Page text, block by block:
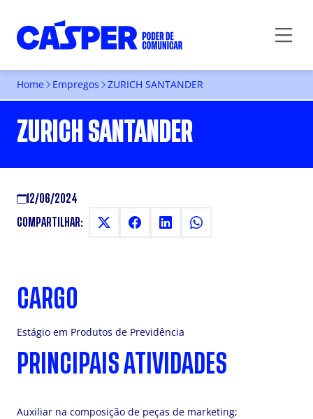
Home Empregos ZURICH SANTANDER
ZURICH SANTANDER
12/06/2024
COMPARTILHAR:
CARGO
Estágio em Produtos de Previdência
PRINCIPAIS ATIVIDADES
Auxiliar na composição de peças de marketing;